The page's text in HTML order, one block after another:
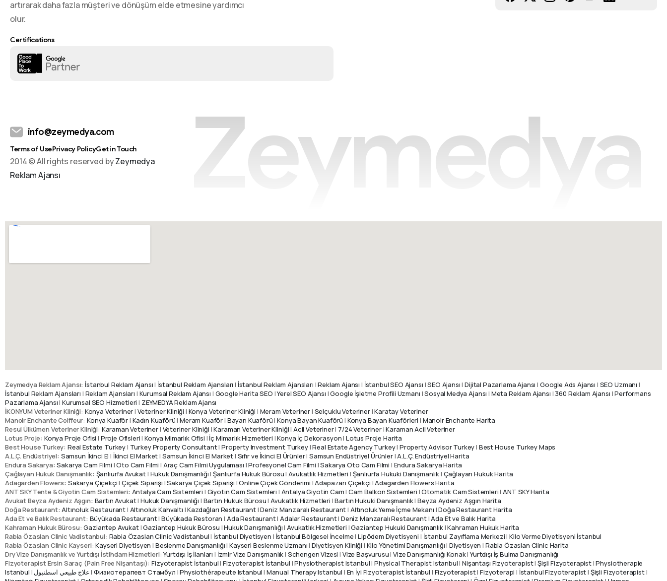
artırarak daha fazla müşteri ve dönüşüm elde etmesine yardımcı
olur.
Certifications
info@zeymedya.com
Terms of UsePrivacy PolicyGet in Touch
2014 © All rights reserved byZeymedya
Reklam Ajansı
Zeymedya
Zeymedya Reklam Ajansı: İstanbul Reklam Ajansı| İstanbul Reklam Ajansları | İstanbul Reklam Ajansları |Reklam Ajansı | İstanbul SEO Ajansı |SEO Ajansı|Dijital Pazarlama Ajansı | Google Ads Ajansı | SEO Uzmanı |
İstanbul Reklam Ajansları | Reklam Ajansları | Kurumsal Reklam Ajansı | Google Harita SEO |Yerel SEO Ajansı |Google İşletme Profili Uzmanı |Sosyal Medya Ajansı | Meta Reklam Ajansı | 360 Reklam Ajansı |Performans
Pazarlama Ajansı| Kurumsal SEO Hizmetleri | ZEYMEDYA Reklam Ajansı
İKONYUM Veteriner Kliniği: Konya Veteriner| Veteriner Kliniği | Konya Veteriner Kliniği | Meram Veteriner| Selçuklu Veteriner|Karatay Veteriner
Manoir Enchante Coiffeur: Konya Kuaför| Kadın Kuaförü|Meram Kuaför| Bayan Kuaförü|Konya Bayan Kuaförü | Konya Bayan Kuaförleri | Manoir Enchante Harita
Resul Ülkümen Veteriner Kliniği: Karaman Veteriner| Veteriner Kliniği |Karaman Veteriner Kliniği| Acil Veteriner| 7/24 Veteriner|Karaman Acil Veteriner
Lotus Proje: Konya Proje Ofisi | Proje Ofisleri|Konya Mimarlık Ofisi | İç Mimarlık Hizmetleri |Konya İç Dekorasyon| Lotus Proje Harita
Best House Turkey: Real Estate Turkey| Turkey Property Consultant| Property Investment Turkey|Real Estate Agency Turkey| Property Advisor Turkey| Best House Turkey Maps
A.L.Ç. Endüstriyel: Samsun İkinci El | İkinci El Market| Samsun İkinci El Market| Sıfır ve İkinci El Ürünler|Samsun Endüstriyel Ürünler|A.L.Ç. Endüstriyel Harita
Endura Sakarya: Sakarya Cam Filmi |Oto Cam Filmi | Araç Cam Filmi Uygulaması |Profesyonel Cam Filmi |Sakarya Oto Cam Filmi | Endura Sakarya Harita
Çağlayan Hukuk Danışmanlık: Şanlıurfa Avukat| Hukuk Danışmanlığı|Şanlıurfa Hukuk Bürosu|Avukatlık Hizmetleri | Şanlıurfa Hukuki Danışmanlık| Çağlayan Hukuk Harita
Adagarden Flowers: Sakarya Çiçekçi|Çiçek Siparişi |Sakarya Çiçek Siparişi |Online Çiçek Gönderimi |Adapazarı Çiçekçi |Adagarden Flowers Harita
ANT SKY Tente & Giyotin Cam Sistemleri: Antalya Cam Sistemleri | Giyotin Cam Sistemleri | Antalya Giyotin Cam|Cam Balkon Sistemleri |Otomatik Cam Sistemleri|ANT SKY Harita
Avukat Beyza Aydeniz Aşgın: Bartın Avukat| Hukuk Danışmanlığı | Bartın Hukuk Bürosu|Avukatlık Hizmetleri |Bartın Hukuki Danışmanlık|Beyza Aydeniz Aşgın Harita
Doğa Restaurant: Altınoluk Restaurant| Altınoluk Kahvaltı |Kazdağları Restaurant|Deniz Manzaralı Restaurant| Altınoluk Yeme İçme Mekanı |Doğa Restaurant Harita
Ada Et ve Balık Restaurant: Büyükada Restaurant|Büyükada Restoran | Ada Restaurant|Adalar Restaurant| Deniz Manzaralı Restaurant|Ada Et ve Balık Harita
Kahraman Hukuk Bürosu: Gaziantep Avukat|Gaziantep Hukuk Bürosu |Hukuk Danışmanlığı| Avukatlık Hizmetleri |Gaziantep Hukuki Danışmanlık|Kahraman Hukuk Harita
Rabia Özaslan Clinic Vadistanbul: Rabia Özaslan Clinic Vadistanbul| İstanbul Diyetisyen | İstanbul Bölgesel İncelme|Lipödem Diyetisyeni | İstanbul Zayıflama Merkezi|Kilo Verme Diyetisyeni İstanbul
Rabia Özaslan Clinic Kayseri: Kayseri Diyetisyen | Beslenme Danışmanlığı|Kayseri Beslenme Uzmanı| Diyetisyen Kliniği | Kilo Yönetimi Danışmanlığı| Diyetisyen | Rabia Özaslan Clinic Harita
Dry Vize Danışmanlık ve Yurtdışı İstihdam Hizmetleri: Yurtdışı İş İlanları | İzmir Vize Danışmanlık| Schengen Vizesi | Vize Başvurusu|Vize Danışmanlığı Konak|Yurtdışı İş Bulma Danışmanlığı
Fizyoterapist Ersin Saraç (Pain Free Nişantaşı): Fizyoterapist İstanbul|Fizyoterapist İstanbul |Physiotherapist Istanbul| Physical Therapist Istanbul|Nişantaşı Fizyoterapist| Şişli Fizyoterapist|Physiotherapie
Istanbul | علاج طبيعي اسطنبول|Физиотерапевт Стамбул |Physiothérapeute Istanbul | Manual Therapy Istanbul | En İyi Fizyoterapist İstanbul | Fizyoterapist| Fizyoterapi | İstanbul Fizyoterapist| Şişli Fizyoterapist|
Give us a call
Available from 9am to 8pm, Monday to Friday.
0530 236 00 25
Send us a message
Send your message any time you want.